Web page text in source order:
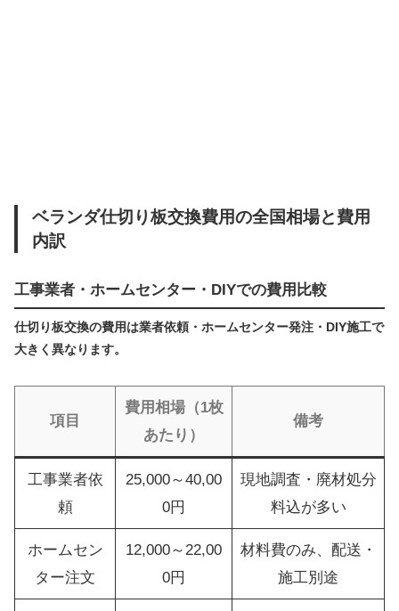
ベランダ仕切り板交換費用の全国相場と費用
内訳
工事業者・ホームセンター・DIYでの費用比較
仕切り板交換の費用は業者依頼・ホームセンター発注・DIY施工で
大きく異なります。
項目
費用相場（1枚
あたり）
備考
工事業者依
頼
25,000～40,00
0円
現地調査・廃材処分
料込が多い
ホームセン
ター注文
12,000～22,00
0円
材料費のみ、配送・
施工別途